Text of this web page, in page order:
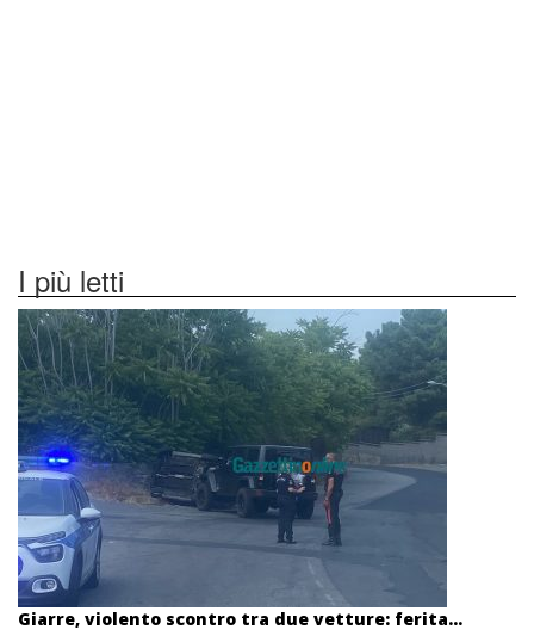
I più letti
Giarre, violento scontro tra due vetture: ferita...